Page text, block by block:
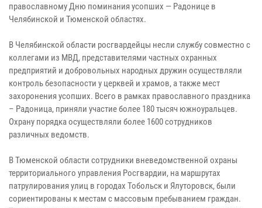
православному Дню поминания усопших — Радонице в
Челябинской и Тюменской областях.
В Челябинской области росгвардейцы несли службу совместно с
коллегами из МВД, представителями частных охранных
предприятий и добровольных народных дружин осуществляли
контроль безопасности у церквей и храмов, а также мест
захоронения усопших. Всего в рамках православного праздника
– Радоница, приняли участие более 180 тысяч южноуральцев.
Охрану порядка осуществляли более 1600 сотрудников
различных ведомств.
В Тюменской области сотрудники вневедомственной охраны
территориального управления Росгвардии, на маршрутах
патрулирования улиц в городах Тобольск и Ялуторовск, были
сориентированы к местам с массовым пребыванием граждан.